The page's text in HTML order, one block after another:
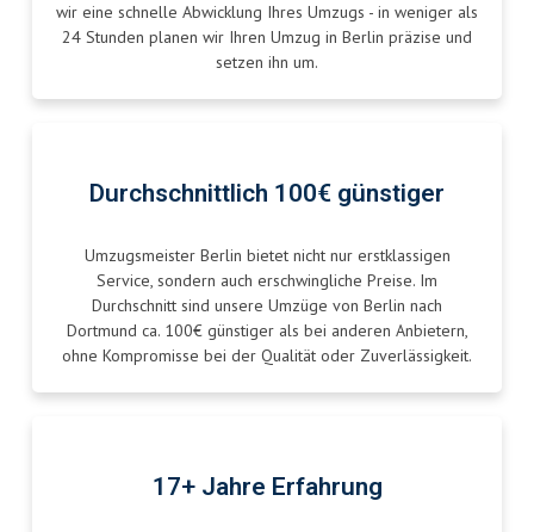
wir eine schnelle Abwicklung Ihres Umzugs - in weniger als
24 Stunden planen wir Ihren Umzug in Berlin präzise und
setzen ihn um.
Durchschnittlich 100€ günstiger
Umzugsmeister Berlin bietet nicht nur erstklassigen
Service, sondern auch erschwingliche Preise. Im
Durchschnitt sind unsere Umzüge von Berlin nach
Dortmund ca. 100€ günstiger als bei anderen Anbietern,
ohne Kompromisse bei der Qualität oder Zuverlässigkeit.
17+ Jahre Erfahrung